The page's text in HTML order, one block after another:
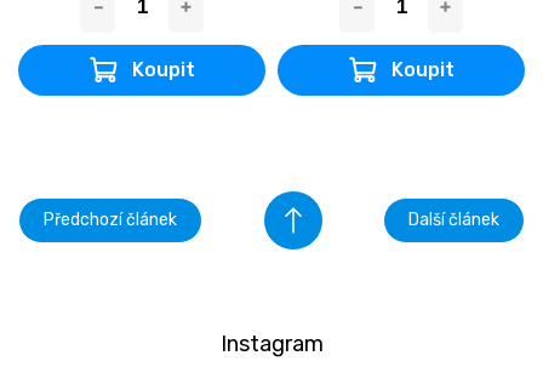
Předchozí článek Další článek
Instagram